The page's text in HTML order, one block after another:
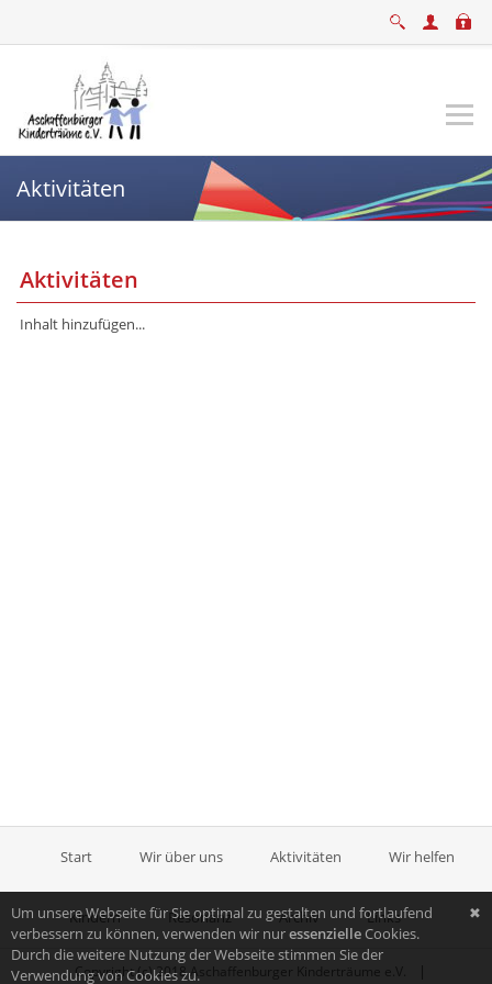
Aktivitäten
Aktivitäten
Inhalt hinzufügen...
Start Wir über uns Aktivitäten Wir helfen
Kindern Resonanz Archiv Links
Copyright (c) 2018 Aschaffenburger Kinderträume e.V.
Um unsere Webseite für Sie optimal zu gestalten und fortlaufend
verbessern zu können, verwenden wir nuressenzielleCookies.
Durch die weitere Nutzung der Webseite stimmen Sie der
Verwendung von Cookies zu.
✖